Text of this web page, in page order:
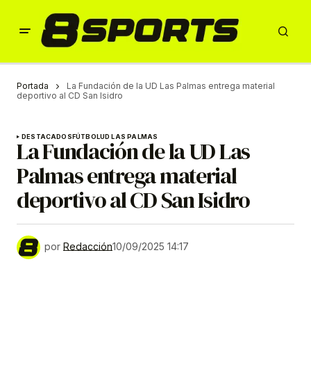
Portada
La Fundación de la UD Las Palmas entrega material
deportivo al CD San Isidro
DESTACADOSFÚTBOLUD LAS PALMAS
La Fundación de la UD Las
Palmas entrega material
deportivo al CD San Isidro
por Redacción10/09/2025 14:17